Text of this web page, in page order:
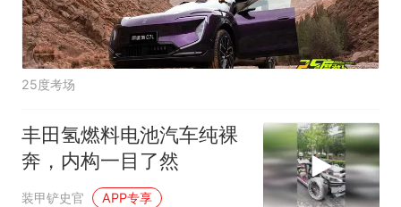
25度考场
丰田氢燃料电池汽车纯裸
奔，内构一目了然
装甲铲史官 APP专享